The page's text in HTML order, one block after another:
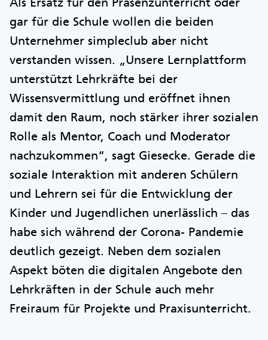
gar für die Schule wollen die beiden
Unternehmer simpleclub aber nicht
verstanden wissen. „Unsere Lernplattform
unterstützt Lehrkräfte bei der
Wissensvermittlung und eröffnet ihnen
damit den Raum, noch stärker ihrer sozialen
Rolle als Mentor, Coach und Moderator
nachzukommen“, sagt Giesecke. Gerade die
soziale Interaktion mit anderen Schülern
und Lehrern sei für die Entwicklung der
Kinder und Jugendlichen unerlässlich – das
habe sich während der Corona- Pandemie
deutlich gezeigt. Neben dem sozialen
Aspekt böten die digitalen Angebote den
Lehrkräften in der Schule auch mehr
Freiraum für Projekte und Praxisunterricht.